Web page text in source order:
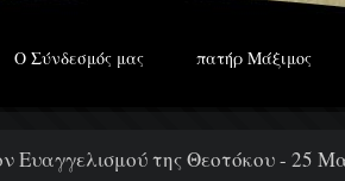
Ο Σύνδεσμός μας πατήρ Μάξιμος
Ευαγγελισμού της Θεοτόκου - 25